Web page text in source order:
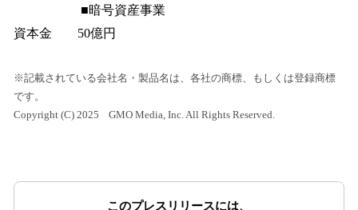
■暗号資産事業
資本金 50億円
※記載されている会社名・製品名は、各社の商標、もしくは登録商標
です。
Copyright (C) 2025 GMO Media, Inc. All Rights Reserved.
このプレスリリースには、